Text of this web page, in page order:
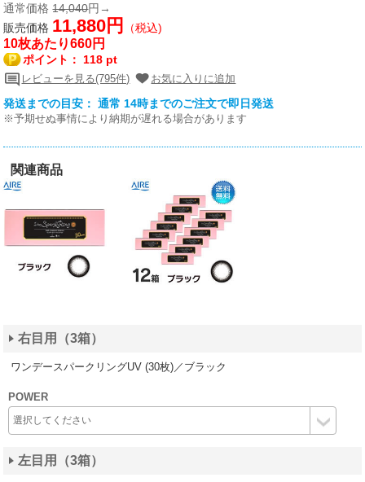
通常価格14,040円→
販売価格 11,880円 （税込)
10枚あたり660円
ポイント： 118 pt
レビューを見る(795件) お気に入りに追加
発送までの目安： 通常 14時までのご注文で即日発送
※予期せぬ事情により納期が遅れる場合があります
関連商品
右目用（3箱）
ワンデースパークリングUV (30枚)／ブラック
POWER
左目用（3箱）